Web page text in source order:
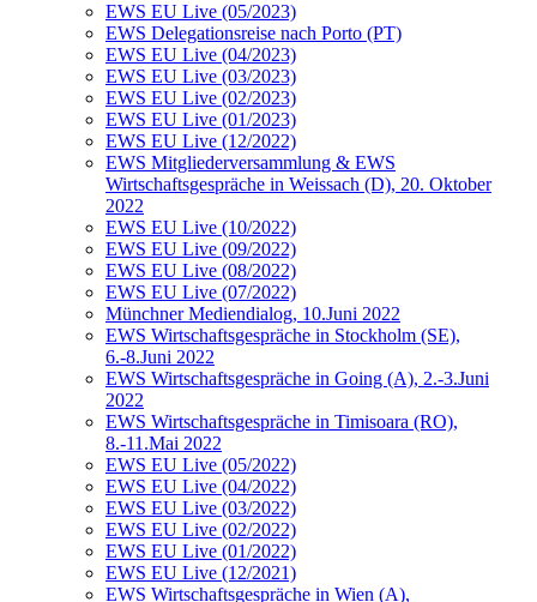
EWS EU Live (05/2023)
EWS Delegationsreise nach Porto (PT)
EWS EU Live (04/2023)
EWS EU Live (03/2023)
EWS EU Live (02/2023)
EWS EU Live (01/2023)
EWS EU Live (12/2022)
EWS Mitgliederversammlung & EWS
Wirtschaftsgespräche in Weissach (D), 20. Oktober
2022
EWS EU Live (10/2022)
EWS EU Live (09/2022)
EWS EU Live (08/2022)
EWS EU Live (07/2022)
Münchner Mediendialog, 10.Juni 2022
EWS Wirtschaftsgespräche in Stockholm (SE),
6.-8.Juni 2022
EWS Wirtschaftsgespräche in Going (A), 2.-3.Juni
2022
EWS Wirtschaftsgespräche in Timisoara (RO),
8.-11.Mai 2022
EWS EU Live (05/2022)
EWS EU Live (04/2022)
EWS EU Live (03/2022)
EWS EU Live (02/2022)
EWS EU Live (01/2022)
EWS EU Live (12/2021)
EWS Wirtschaftsgespräche in Wien (A),